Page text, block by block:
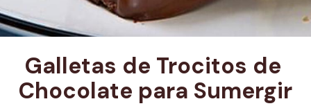
Galletas de Trocitos de
Chocolate para Sumergir